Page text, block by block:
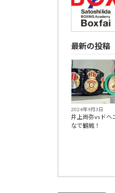
最新の投稿
2024年9月3日
井上尚弥vsドヘ
なで観戦！